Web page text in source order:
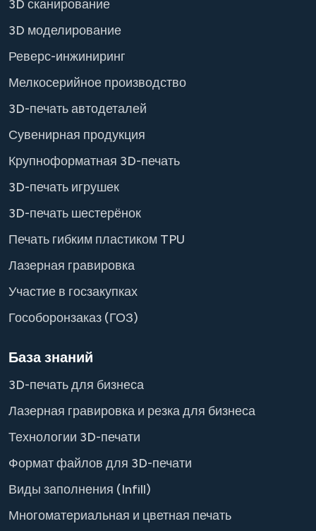
3D сканирование
3D моделирование
Реверс-инжиниринг
Мелкосерийное производство
3D-печать автодеталей
Сувенирная продукция
Крупноформатная 3D-печать
3D-печать игрушек
3D-печать шестерёнок
Печать гибким пластиком TPU
Лазерная гравировка
Участие в госзакупках
Гособоронзаказ (ГОЗ)
База знаний
3D-печать для бизнеса
Лазерная гравировка и резка для бизнеса
Технологии 3D-печати
Формат файлов для 3D-печати
Виды заполнения (Infill)
Многоматериальная и цветная печать